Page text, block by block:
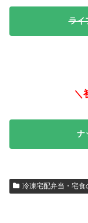
ライ
＼
ナ
冷凍宅配弁当・宅食